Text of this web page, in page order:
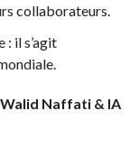
collaborateurs.
: il s’agit
Walid Naffati & IA